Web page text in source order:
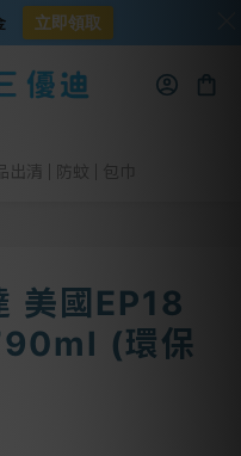
出清 防蚊
美國EP18
(環保
立即領取